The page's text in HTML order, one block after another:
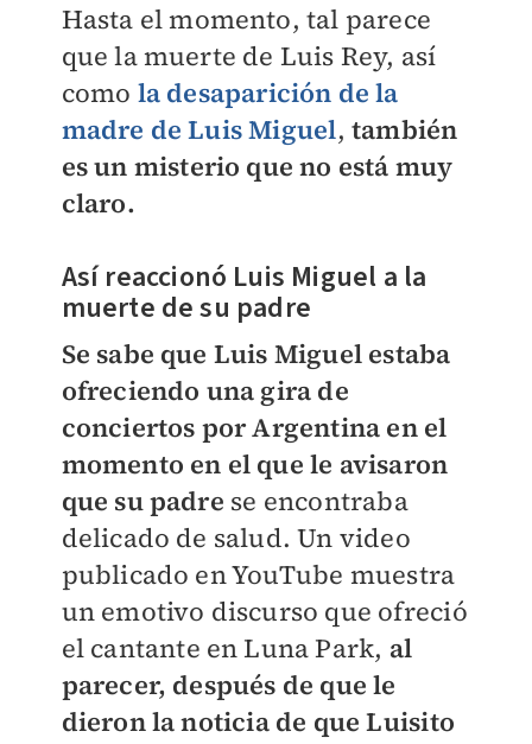
Hasta el momento, tal parece
que la muerte de Luis Rey, así
como la desaparición de la
madre de Luis Miguel, también
es un misterio que no está muy
claro.
Así reaccionó Luis Miguel a la
muerte de su padre
Se sabe que Luis Miguel estaba
ofreciendo una gira de
conciertos por Argentina en el
momento en el que le avisaron
que su padre se encontraba
delicado de salud. Un video
publicado en YouTube muestra
un emotivo discurso que ofreció
el cantante en Luna Park, al
parecer, después de que le
dieron la noticia de que Luisito